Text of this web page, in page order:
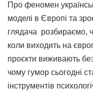
Про феномен
моделі в Європі та
глядача розбираємо,
коли виходить на
проєкти виживають
чому гумор сьогодні
інструментів